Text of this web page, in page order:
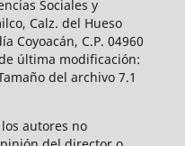
Sociales y
Calz. del Hueso
Coyoacán, C.P. 04960
última modificación:
del archivo 7.1
autores no